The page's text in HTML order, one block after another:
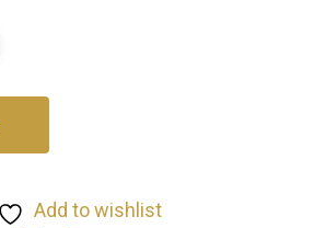
Add to wishlist